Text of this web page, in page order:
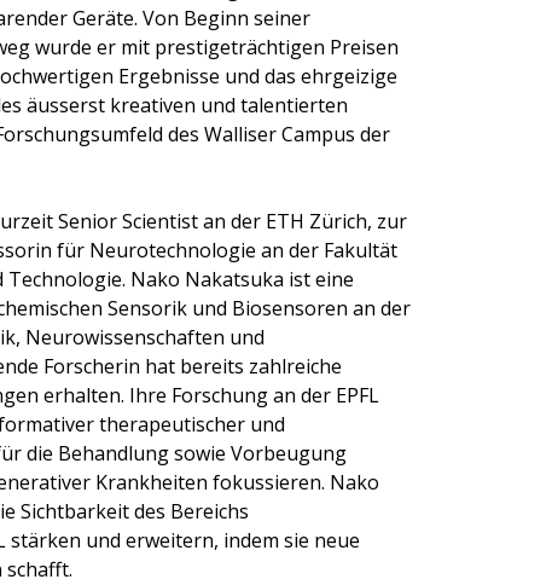
Geräte. Von Beginn seiner
wurde er mit prestigeträchtigen Preisen
Ergebnisse und das ehrgeizige
äusserst kreativen und talentierten
des Walliser Campus der
Senior Scientist an der ETH Zürich, zur
für Neurotechnologie an der Fakultät
Nako Nakatsuka ist eine
Sensorik und Biosensoren an der
Neurowissenschaften und
Forscherin hat bereits zahlreiche
erhalten. Ihre Forschung an der EPFL
therapeutischer und
die Behandlung sowie Vorbeugung
Krankheiten fokussieren. Nako
Sichtbarkeit des Bereichs
stärken und erweitern, indem sie neue